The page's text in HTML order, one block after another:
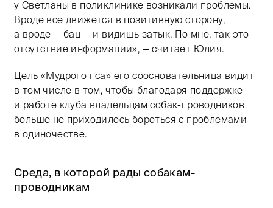
у Светланы в поликлинике возникали проблемы.
Вроде все движется в позитивную сторону,
а вроде — бац — и видишь затык. По мне, так это
отсутствие информации», — считает Юлия.
Цель «Мудрого пса» его соосновательница видит
в том числе в том, чтобы благодаря поддержке
и работе клуба владельцам собак-проводников
больше не приходилось бороться с проблемами
в одиночестве.
Среда, в которой рады собакам-
проводникам